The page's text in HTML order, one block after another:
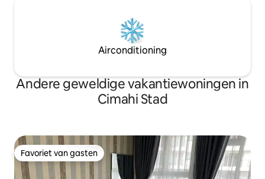
Airconditioning
Andere geweldige vakantiewoningen in
Cimahi Stad
Favoriet van gasten
Favoriet van gasten